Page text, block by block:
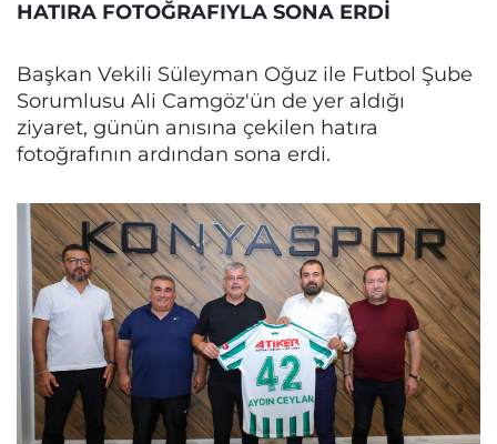
HATIRA FOTOĞRAFIYLA SONA ERDİ
Başkan Vekili Süleyman Oğuz ile Futbol Şube
Sorumlusu Ali Camgöz'ün de yer aldığı
ziyaret, günün anısına çekilen hatıra
fotoğrafının ardından sona erdi.